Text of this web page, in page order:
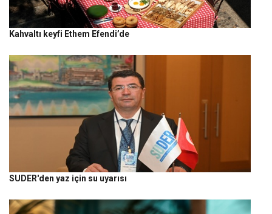
Kahvaltı keyfi Ethem Efendi’de
SUDER'den yaz için su uyarısı